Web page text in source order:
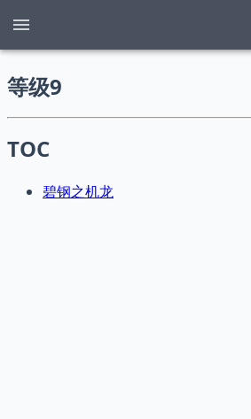
等级9
TOC
碧钢之机龙